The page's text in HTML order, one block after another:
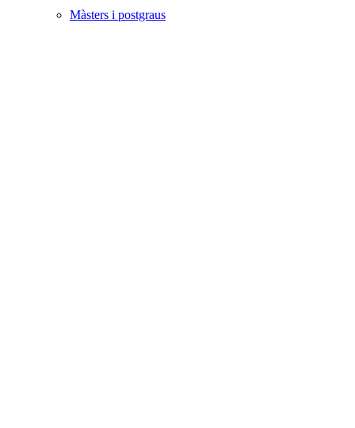
Màsters i postgraus